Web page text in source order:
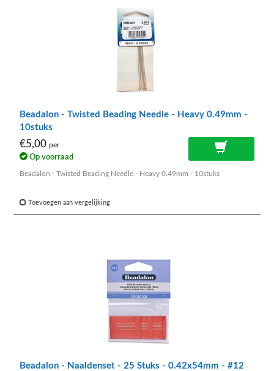
Beadalon - Twisted Beading Needle - Heavy 0.49mm -
10stuks
€5,00 per
Op voorraad
Beadalon - Twisted Beading Needle - Heavy 0.49mm - 10stuks
Toevoegen aan vergelijking
Beadalon - Naaldenset - 25 Stuks - 0.42x54mm - #12